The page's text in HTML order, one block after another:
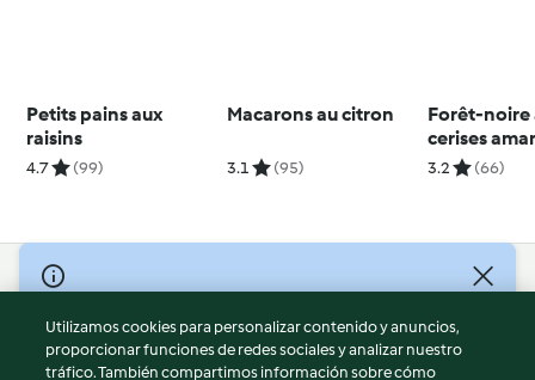
Petits pains aux
raisins
4.7 (99)
Macarons au citron
3.1 (95)
Forêt-noire
cerises
3.2 (66)
© Copyright 2026
Términos de uso
Política de privacidad
Utilizamos cookies para personalizar contenido y anuncios,
proporcionar funciones de redes sociales y analizar nuestro
tráfico. También compartimos información sobre cómo